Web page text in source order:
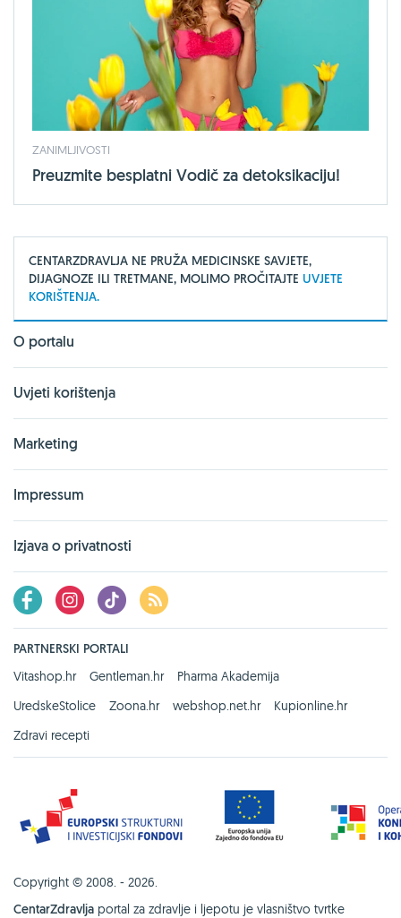
ZANIMLJIVOSTI
Preuzmite besplatni Vodič za detoksikaciju!
CENTARZDRAVLJA NE PRUŽA MEDICINSKE SAVJETE,
DIJAGNOZE ILI TRETMANE, MOLIMO PROČITAJTE UVJETE
KORIŠTENJA.
O portalu
Uvjeti korištenja
Marketing
Impressum
Izjava o privatnosti
PARTNERSKI PORTALI
Vitashop.hr
Gentleman.hr
Pharma Akademija
UredskeStolice
Zoona.hr webshop.net.hr
Kupionline.hr
Zdravi recepti
Copyright © 2008. - 2026.
CentarZdravlja portal za zdravlje i ljepotu je vlasništvo tvrtke